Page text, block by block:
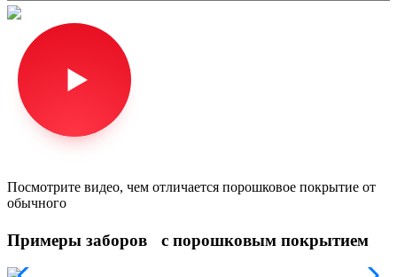
Посмотрите видео, чем отличается порошковое покрытие от
обычного
Примеры заборов с порошковым покрытием